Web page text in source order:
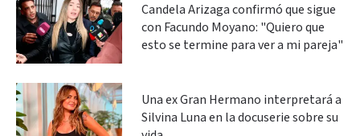
Candela Arizaga confirmó que sigue
con Facundo Moyano: "Quiero que
esto se termine para ver a mi pareja"
Una ex Gran Hermano interpretará a
Silvina Luna en la docuserie sobre su